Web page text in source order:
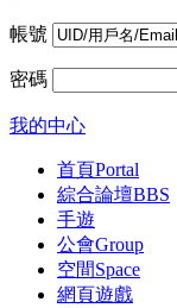
帳號
密碼
我的中心
首頁Portal
綜合論壇BBS
手遊
公會Group
空間Space
網頁遊戲